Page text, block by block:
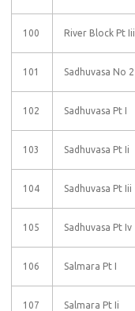
100 River Block Pt Iii
101 Sadhuvasa No 2
102 Sadhuvasa Pt I
103 Sadhuvasa Pt Ii
104 Sadhuvasa Pt Iii
105 Sadhuvasa Pt Iv
106 Salmara Pt I
107 Salmara Pt Ii